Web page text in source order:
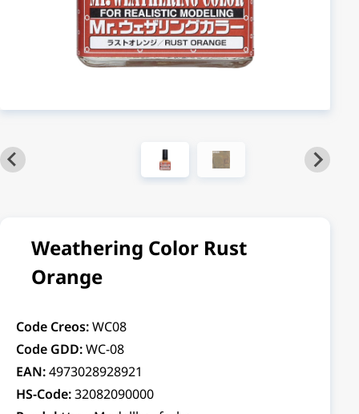
Weathering Color Rust
Orange
Code Creos:WC08
Code GDD:WC-08
EAN:4973028928921
HS-Code:32082090000